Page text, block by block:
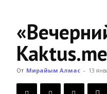
От Мирайым Алмас - 13